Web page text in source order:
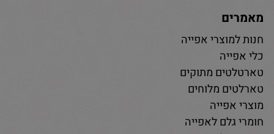
מאמרים
חנות למוצרי אפייה
כלי אפייה
טארטלטים מתוקים
טארלטים מלוחים
מוצרי אפייה
חומרי גלם לאפייה